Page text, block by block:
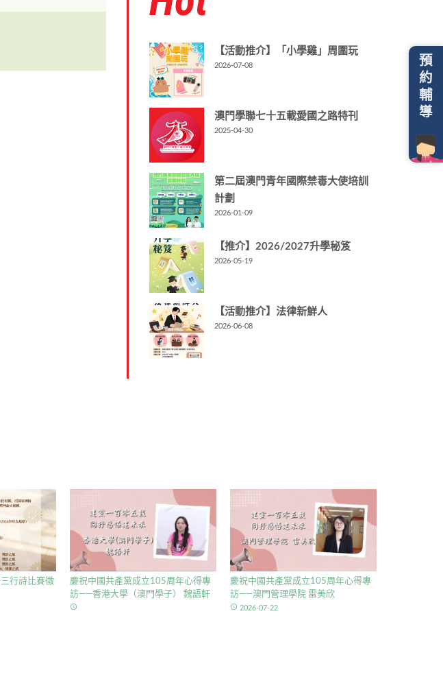
預
約
輔
導
【活動推介】「小學雞」周圍玩
2026-07-08
澳門學聯七十五載愛國之路特刊
2025-04-30
第二屆澳門青年國際禁毒大使培訓
計劃
2026-01-09
【推介】2026/2027升學秘笈
2026-05-19
【活動推介】法律新鮮人
2026-06-08
行詩比賽徵
慶祝中國共產黨成立105周年心得專
訪——香港大學（澳門學子） 魏語軒
access_time
慶祝中國共產黨成立105周年心得專
訪——澳門管理學院 雷美欣
access_time 2026-07-22